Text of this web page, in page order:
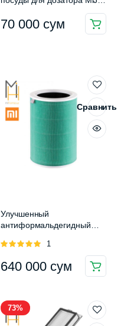
Dispenser
70 000 сум
Сравнить
Улучшенный
антиформальдегидный
воздуха Xiaomi Mi Air
Оценка
1
640 000 сум
73%